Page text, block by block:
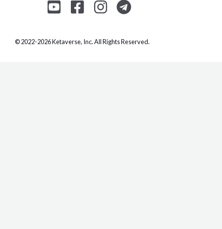
© 2022-2026 Ketaverse, Inc. All Rights Reserved.